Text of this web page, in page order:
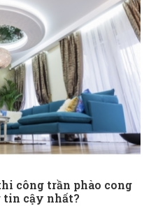
công trần phào cong
đáng tin cậy nhất?